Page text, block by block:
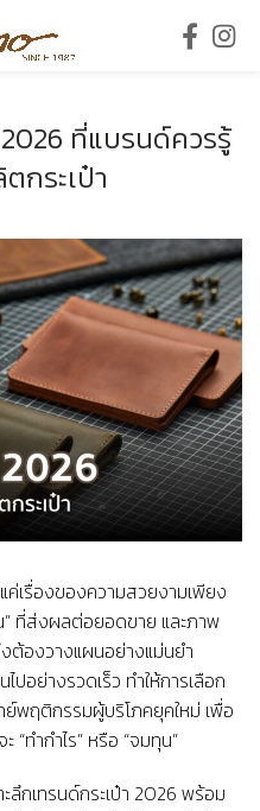
ที่แบรนด์ควรรู้
กระเป๋า
ค่เรื่องของความสวยงามเพียง
ที่ส่งผลต่อยอดขาย และภาพ
องวางแผนอย่างแม่นยำ
อย่างรวดเร็ว ทำให้การเลือก
พฤติกรรมผู้บริโภคยุคใหม่ เพื่อ
ทำกำไร” หรือ “จมทุน”
ลึกเทรนด์กระเป๋า 2026 พร้อม